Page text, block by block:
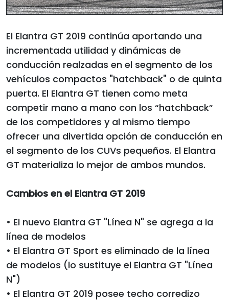
El Elantra GT 2019 continúa aportando una
incrementada utilidad y dinámicas de
conducción realzadas en el segmento de los
vehículos compactos "hatchback" o de quinta
puerta. El Elantra GT tienen como meta
competir mano a mano con los “hatchback”
de los competidores y al mismo tiempo
ofrecer una divertida opción de conducción en
el segmento de los CUVs pequeños. El Elantra
GT materializa lo mejor de ambos mundos.
Cambios en el Elantra GT 2019
• El nuevo Elantra GT "Línea N" se agrega a la
línea de modelos
• El Elantra GT Sport es eliminado de la línea
de modelos (lo sustituye el Elantra GT "Línea
N")
• El Elantra GT 2019 posee techo corredizo